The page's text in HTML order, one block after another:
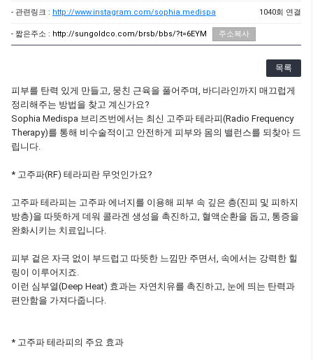
- 관련링크 : http://www.instagram.com/sophia.medispa 1040회 연결
- 짧은주소 : http://sungoldco.com/brsb/bbs/?t=6EYM 주소복사
목록
피부를 탄력 있게 만들고, 뭉친 근육을 풀어주며, 바디라인까지 매끄럽게
정리해주는 방법을 찾고 계신가요?
Sophia Medispa 브리즈번에서는 최신 고주파 테라피(Radio Frequency
Therapy)를 통해 비수술적이고 안전하게 피부와 몸의 밸런스를 되찾아 드
립니다.
* 고주파(RF) 테라피란 무엇인가요?
고주파 테라피는 고주파 에너지를 이용해 피부 속 깊은 층(진피 및 피하지
방층)을 따뜻하게 데워 콜라겐 생성을 촉진하고, 혈액순환을 돕고, 통증을
완화시키는 치료입니다.
피부 겉은 자극 없이 부드럽고 따뜻한 느낌만 주면서, 속에서는 강력한 힐
링이 이루어지죠.
이런 심부열(Deep Heat) 효과는 자연치유를 촉진하고, 눈에 띄는 탄력과
편안함을 가져다줍니다.
* 고주파 테라피의 주요 효과